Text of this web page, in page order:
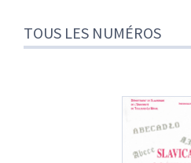
TOUS LES NUMÉROS